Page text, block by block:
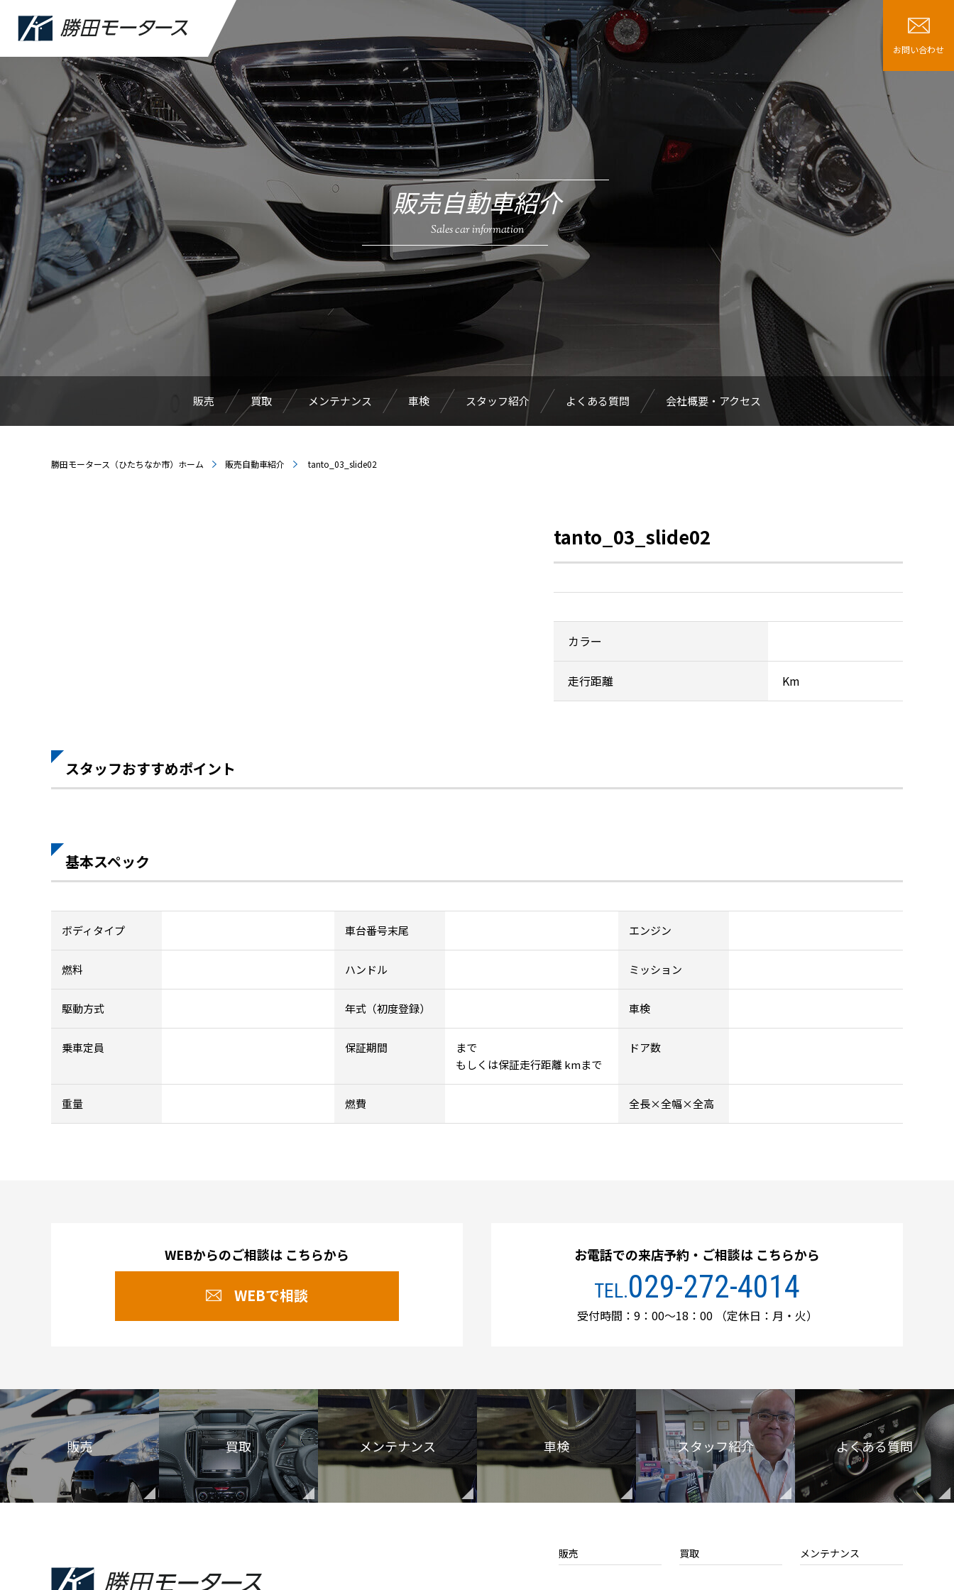
お問い合わせ
販売自動車紹介
Sales car information
販売 買取 メンテナンス 車検 スタッフ紹介 よくある質問 会社概要・アクセス
勝田モータース（ひたちなか市）ホーム 販売自動車紹介 tanto_03_slide02
tanto_03_slide02
カラー
走行距離 Km
スタッフおすすめポイント
基本スペック
ボディタイプ 車台番号末尾 エンジン
燃料 ハンドル ミッション
駆動方式 年式（初度登録） 車検
乗車定員 保証期間
まで
もしくは保証走行距離 kmまで
ドア数
重量 燃費 全長×全幅×全高
WEBからのご相談は こちらから
WEBで相談
お電話での来店予約・ご相談は こちらから
TEL.029-272-4014
受付時間：9：00～18：00（定休日：月・火）
販売 買取 メンテナンス 車検 スタッフ紹介 よくある質問
販売 買取 メンテナンス